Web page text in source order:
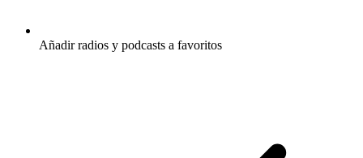
Añadir radios y podcasts a favoritos